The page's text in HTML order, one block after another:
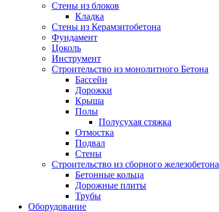
Стены из блоков
Кладка
Стены из Керамзитобетона
Фундамент
Цоколь
Инструмент
Строительство из монолитного Бетона
Бассейн
Дорожки
Крыша
Полы
Полусухая стяжка
Отмостка
Подвал
Стены
Строительство из сборного железобетона
Бетонные кольца
Дорожные плиты
Трубы
Оборудование